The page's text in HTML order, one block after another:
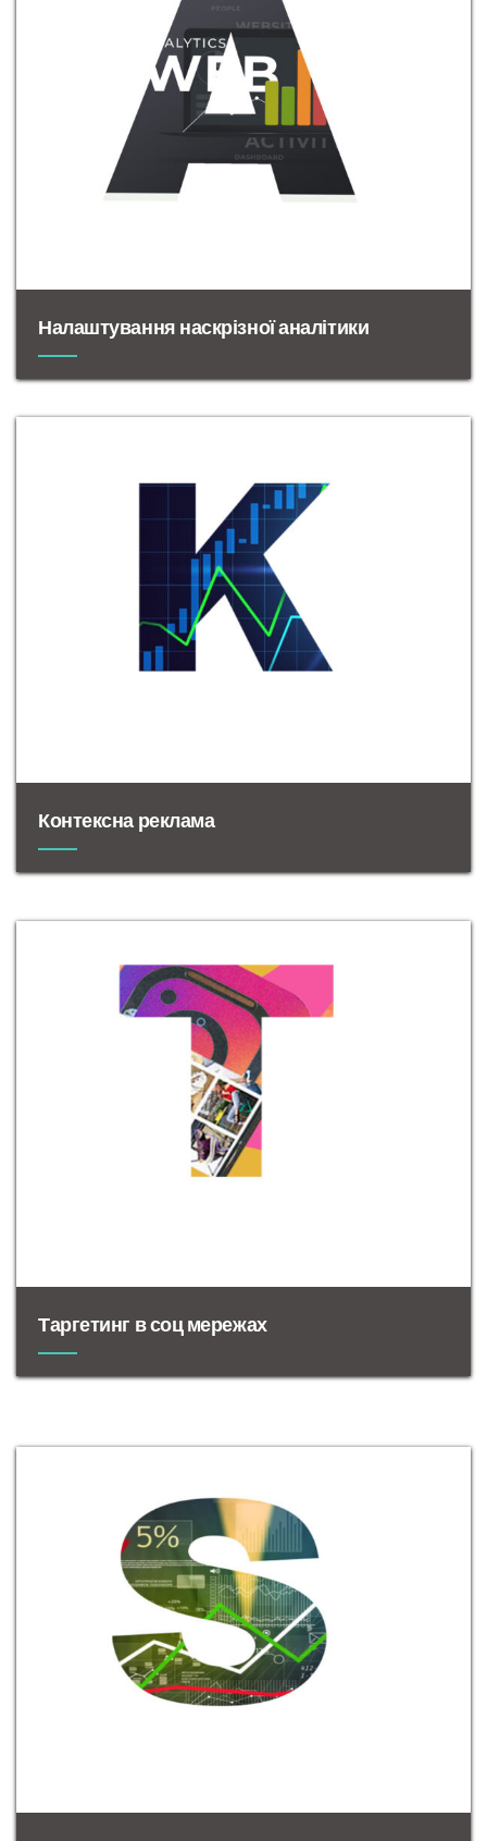
Налаштування наскрізної аналітики
Контексна реклама
Таргетинг в соц мережах